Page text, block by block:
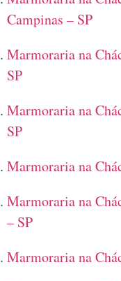
Campinas – SP
Marmoraria na
SP
Marmoraria na
SP
Marmoraria na
Marmoraria na
– SP
Marmoraria na